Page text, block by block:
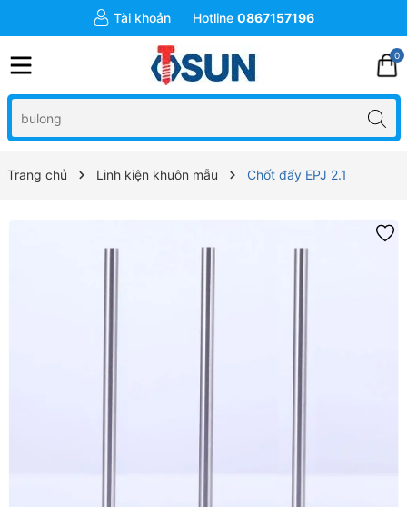
Tài khoản Hotline 0867157196
0
Trang chủ Linh kiện khuôn mẫu Chốt đẩy EPJ 2.1